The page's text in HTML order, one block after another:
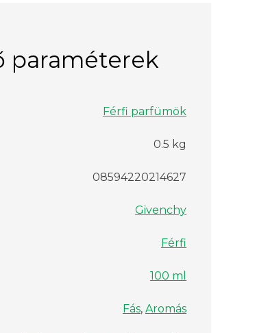
paraméterek
Férfi parfümök
0.5 kg
08594220214627
Givenchy
Férfi
100 ml
Fás, Aromás